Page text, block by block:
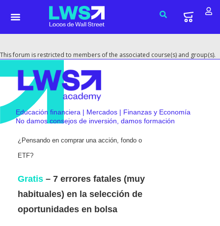
This forum is restricted to members of the associated course(s) and group(s).
Educación financiera | Mercados | Finanzas y Economía
No damos consejos de inversión, damos formación
¿Pensando en comprar una acción, fondo o
ETF?
Gratis – 7 errores fatales (muy
habituales) en la selección de
oportunidades en bolsa